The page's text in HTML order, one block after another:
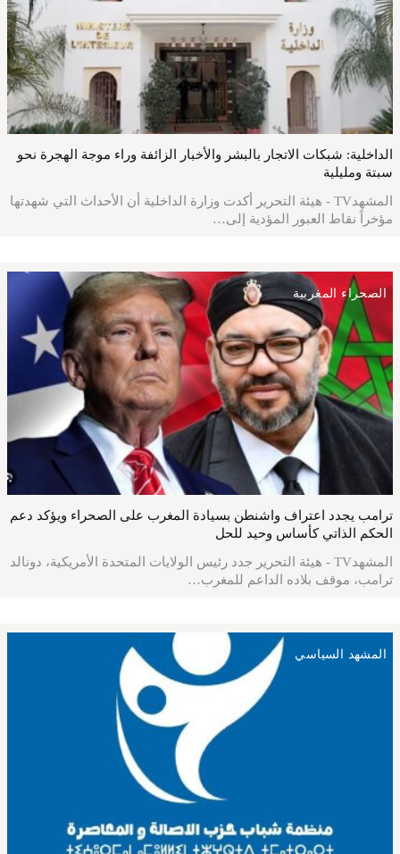
الداخلية: شبكات الاتجار بالبشر والأخبار الزائفة وراء موجة الهجرة نحو
سبتة ومليلية
المشهدTV - هيئة التحرير أكدت وزارة الداخلية أن الأحداث التي شهدتها
مؤخراً نقاط العبور المؤدية إلى…
الصحراء المغربية
ترامب يجدد اعتراف واشنطن بسيادة المغرب على الصحراء ويؤكد دعم
الحكم الذاتي كأساس وحيد للحل
المشهدTV - هيئة التحرير جدد رئيس الولايات المتحدة الأمريكية، دونالد
ترامب، موقف بلاده الداعم للمغرب…
المشهد السياسي